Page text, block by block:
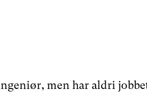
men har aldri